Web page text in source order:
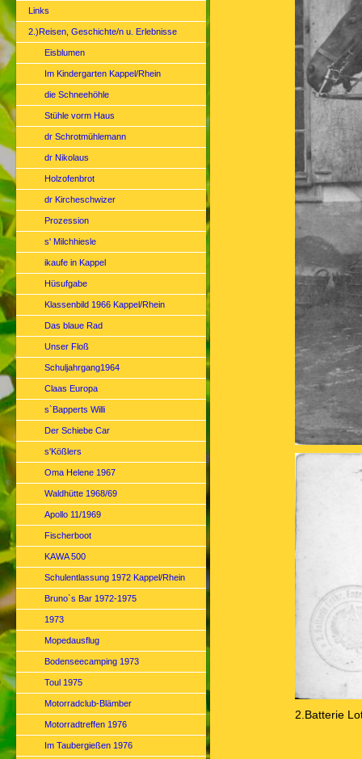
Links
2.)Reisen, Geschichte/n u. Erlebnisse
Eisblumen
Im Kindergarten Kappel/Rhein
die Schneehöhle
Stühle vorm Haus
dr Schrotmühlemann
dr Nikolaus
Holzofenbrot
dr Kircheschwizer
Prozession
s' Milchhiesle
ikaufe in Kappel
Hüsufgabe
Klassenbild 1966 Kappel/Rhein
Das blaue Rad
Unser Floß
Schuljahrgang1964
Claas Europa
s`Bapperts Willi
Der Schiebe Car
s'Kößlers
Oma Helene 1967
Waldhütte 1968/69
Apollo 11/1969
Fischerboot
KAWA 500
Schulentlassung 1972 Kappel/Rhein
Bruno`s Bar 1972-1975
1973
Mopedausflug
Bodenseecamping 1973
Toul 1975
Motorradclub-Blämber
Motorradtreffen 1976
Im Taubergießen 1976
2.Batterie